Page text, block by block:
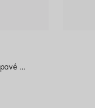
Collana con maglie a gradazione in oro rosa con pavé di diamanti